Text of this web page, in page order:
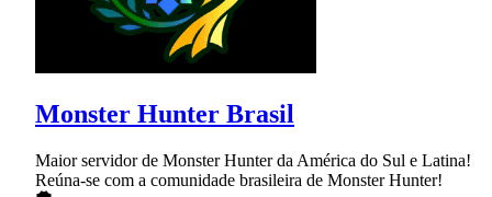
Monster Hunter Brasil
Maior servidor de Monster Hunter da América do Sul e Latina!
Reúna-se com a comunidade brasileira de Monster Hunter!